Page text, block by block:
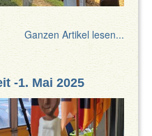
Ganzen Artikel lesen...
-1. Mai 2025